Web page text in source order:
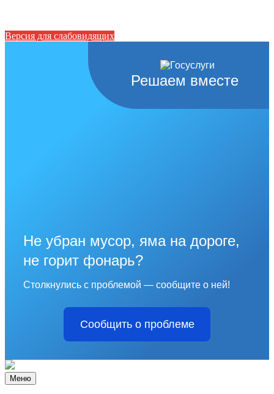
Версия для слабовидящих
Решаем вместе
Не убран мусор, яма на дороге,
не горит фонарь?
Столкнулись с проблемой — сообщите о ней!
Сообщить о проблеме
Меню